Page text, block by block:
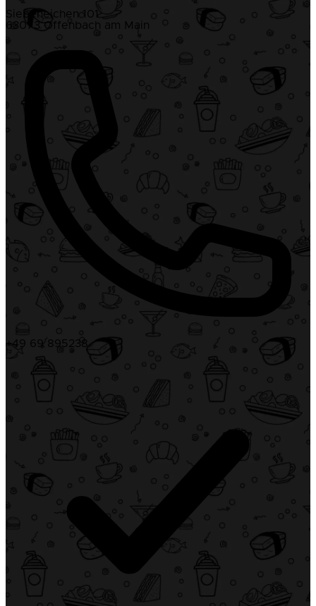
Siebeneichen 101
63073 Offenbach am Main
+49 69 895238